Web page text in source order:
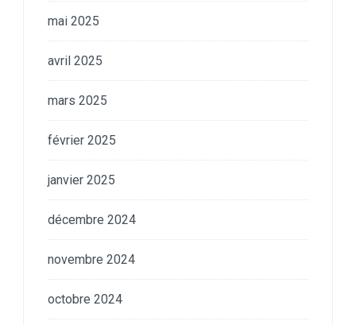
mai 2025
avril 2025
mars 2025
février 2025
janvier 2025
décembre 2024
novembre 2024
octobre 2024